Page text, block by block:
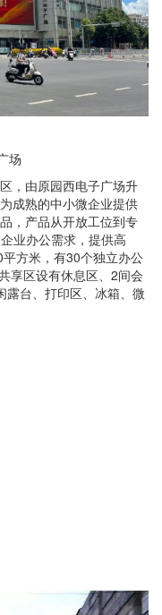
场
，由原园西电子广场升
成熟的中小微企业提供
，产品从开放工位到专
业办公需求，提供高
方米，有30个独立办公
享区设有休息区、2间会
露台、打印区、冰箱、微